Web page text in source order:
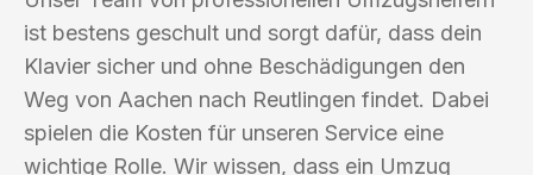
ist bestens geschult und sorgt dafür, dass dein
Klavier sicher und ohne Beschädigungen den
Weg von Aachen nach Reutlingen findet. Dabei
spielen die Kosten für unseren Service eine
wichtige Rolle. Wir wissen, dass ein Umzug